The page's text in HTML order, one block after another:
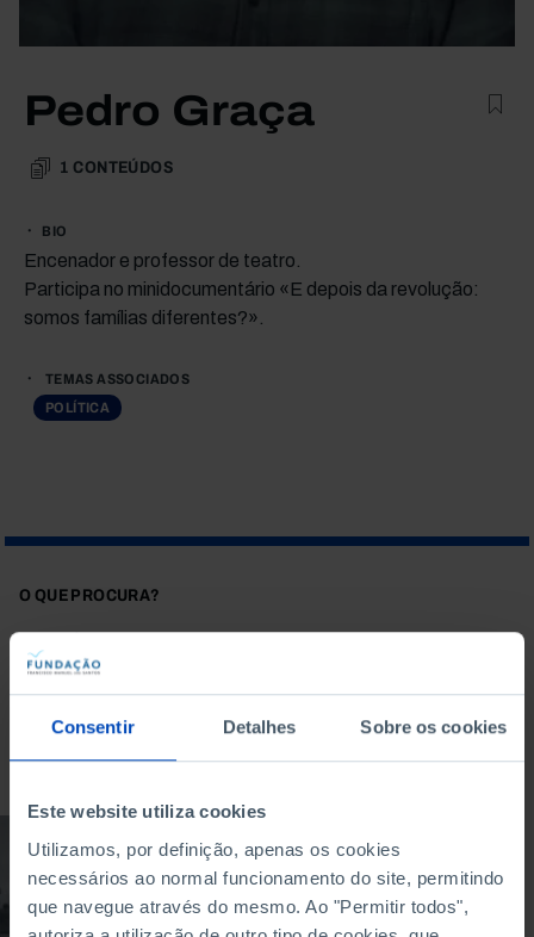
Consentir Detalhes Sobre os cookies
Este website utiliza cookies
Utilizamos, por definição, apenas os cookies
necessários ao normal funcionamento do site, permitindo
que navegue através do mesmo. Ao "Permitir todos",
Pedro Graça
1 CONTEÚDOS
BIO
Encenador e professor de teatro.
Participa no minidocumentário «E depois da revolução:
somos famílias diferentes?».
TEMAS ASSOCIADOS
POLÍTICA
O QUE PROCURA?
DOCUMENTÁRIO
E depois da
revolução: somos